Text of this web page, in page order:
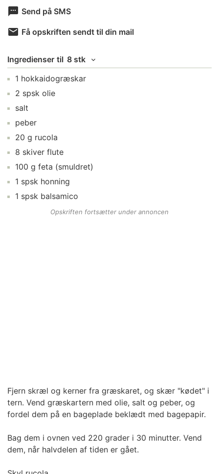
Send på SMS
Få opskriften sendt til din mail
Ingredienser til 8 stk
1 hokkaidogræskar
2 spsk olie
salt
peber
20 g rucola
8 skiver flute
100 g feta (smuldret)
1 spsk honning
1 spsk balsamico
Opskriften fortsætter under annoncen
Fjern skræl og kerner fra græskaret, og skær "kødet" i
tern. Vend græskartern med olie, salt og peber, og
fordel dem på en bageplade beklædt med bagepapir.
Bag dem i ovnen ved 220 grader i 30 minutter. Vend
dem, når halvdelen af tiden er gået.